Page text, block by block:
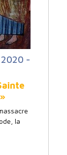
2020 -
la